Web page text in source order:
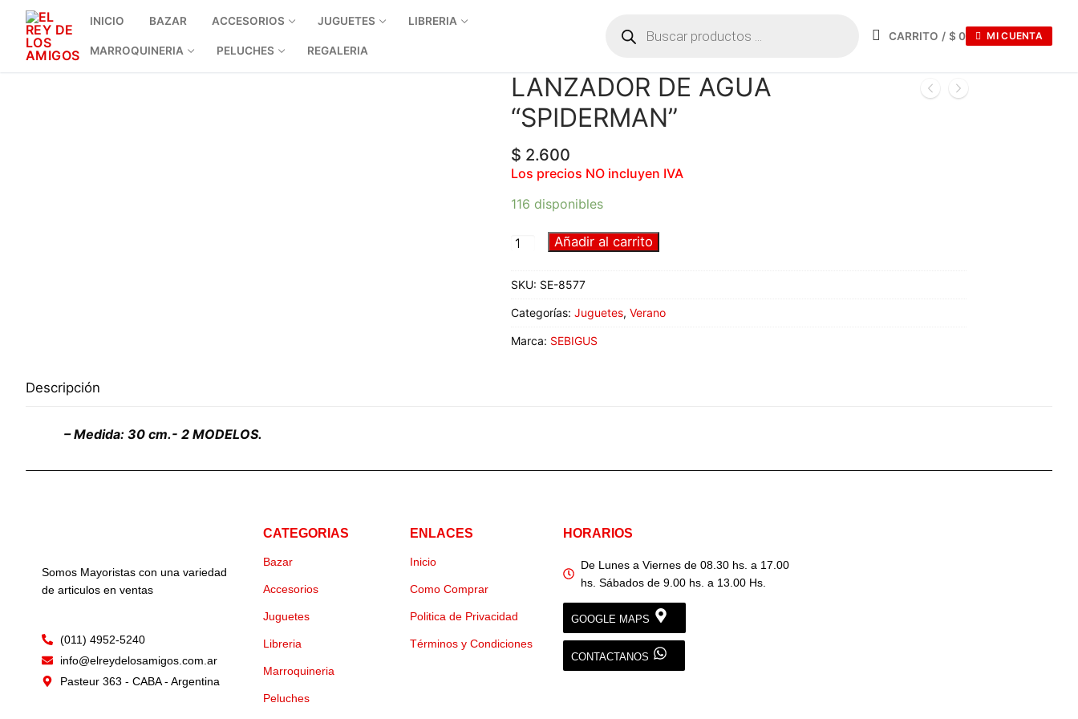
INICIO BAZAR ACCESORIOS JUGUETES LIBRERIA
MARROQUINERIA PELUCHES REGALERIA
CARRITO / $ 0 MI CUENTA
LANZADOR DE AGUA
“SPIDERMAN”
$ 2.600
Los precios NO incluyen IVA
116 disponibles
Añadir al carrito
SKU: SE-8577
Categorías: Juguetes, Verano
Marca: SEBIGUS
Descripción
– Medida: 30 cm.- 2 MODELOS.
Somos Mayoristas con una variedad
de articulos en ventas
(011) 4952-5240
info@elreydelosamigos.com.ar
Pasteur 363 - CABA - Argentina
CATEGORIAS
Bazar
Accesorios
Juguetes
Libreria
Marroquineria
Peluches
ENLACES
Inicio
Como Comprar
Politica de Privacidad
Términos y Condiciones
HORARIOS
De Lunes a Viernes de 08.30 hs. a 17.00
hs. Sábados de 9.00 hs. a 13.00 Hs.
GOOGLE MAPS
CONTACTANOS